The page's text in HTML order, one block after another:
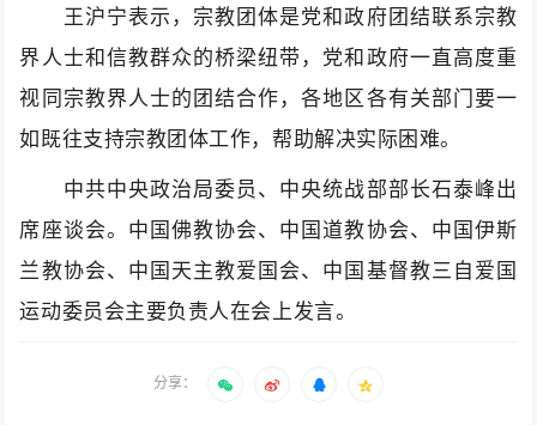
王沪宁表示，宗教团体是党和政府团结联系宗教
界人士和信教群众的桥梁纽带，党和政府一直高度重
视同宗教界人士的团结合作，各地区各有关部门要一
如既往支持宗教团体工作，帮助解决实际困难。
中共中央政治局委员、中央统战部部长石泰峰出
席座谈会。中国佛教协会、中国道教协会、中国伊斯
兰教协会、中国天主教爱国会、中国基督教三自爱国
运动委员会主要负责人在会上发言。
分享：